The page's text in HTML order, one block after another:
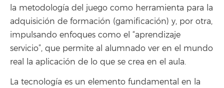
la metodología del juego como herramienta para la
adquisición de formación (gamificación) y, por otra,
impulsando enfoques como el “aprendizaje
servicio”, que permite al alumnado ver en el mundo
real la aplicación de lo que se crea en el aula.
La tecnología es un elemento fundamental en la